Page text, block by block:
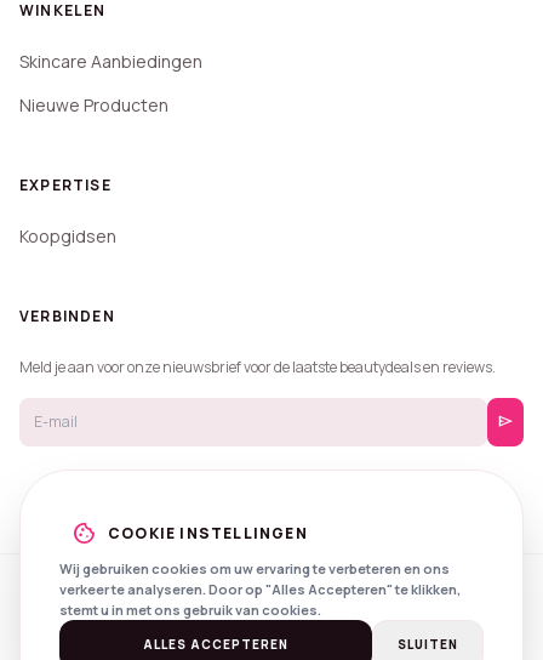
WINKELEN
Skincare Aanbiedingen
Nieuwe Producten
EXPERTISE
Koopgidsen
VERBINDEN
Meld je aan voor onze nieuwsbrief voor de laatste beautydeals en reviews.
send
© 2026 Beautyprijzen.
Created with
byNXS Digital
SpotlightsPrivacyVoorwaarden
cookie COOKIE INSTELLINGEN
Wij gebruiken cookies om uw ervaring te verbeteren en ons
verkeer te analyseren. Door op "Alles Accepteren" te klikken,
stemt u in met ons gebruik van cookies.
ALLES ACCEPTEREN SLUITEN